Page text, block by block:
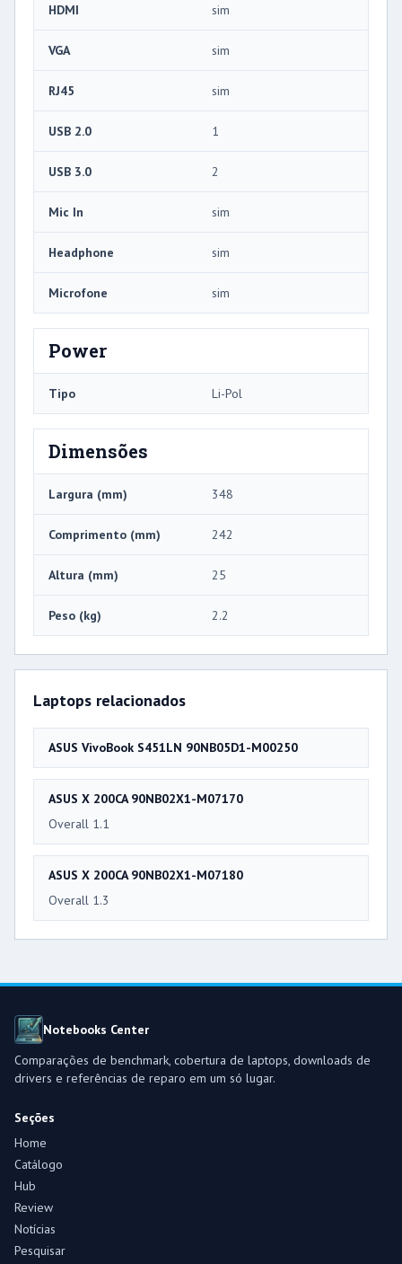
HDMI sim
VGA sim
RJ45 sim
USB 2.0 1
USB 3.0 2
Mic In sim
Headphone sim
Microfone sim
Power
Tipo Li-Pol
Dimensões
Largura (mm) 348
Comprimento (mm) 242
Altura (mm) 25
Peso (kg) 2.2
Laptops relacionados
ASUS VivoBook S451LN 90NB05D1-M00250
ASUS X 200CA 90NB02X1-M07170
Overall 1.1
ASUS X 200CA 90NB02X1-M07180
Overall 1.3
Notebooks Center
Comparações de benchmark, cobertura de laptops, downloads de
drivers e referências de reparo em um só lugar.
Seções
Home
Catálogo
Hub
Review
Notícias
Pesquisar